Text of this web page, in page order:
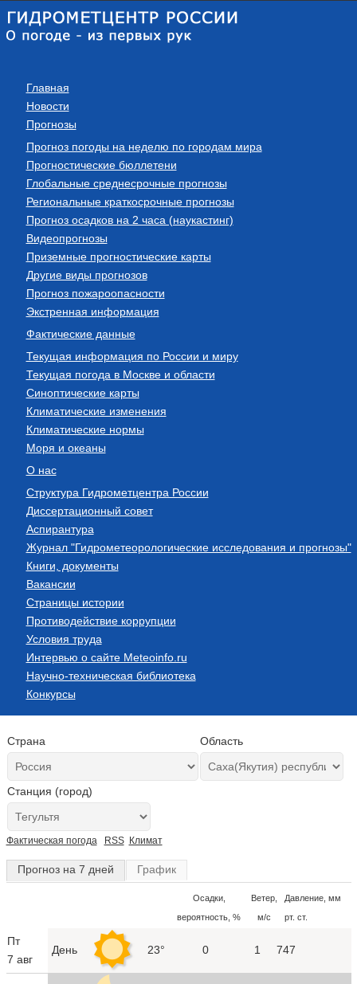
Главная
Новости
Прогнозы
Прогноз погоды на неделю по городам мира
Прогностические бюллетени
Глобальные среднесрочные прогнозы
Региональные краткосрочные прогнозы
Прогноз осадков на 2 часа (наукастинг)
Видеопрогнозы
Приземные прогностические карты
Другие виды прогнозов
Прогноз пожароопасности
Экстренная информация
Фактические данные
Текущая информация по России и миру
Текущая погода в Москве и области
Синоптические карты
Климатические изменения
Климатические нормы
Моря и океаны
О нас
Структура Гидрометцентра России
Диссертационный совет
Аспирантура
Журнал "Гидрометеорологические исследования и прогнозы"
Книги, документы
Вакансии
Страницы истории
Противодействие коррупции
Условия труда
Интервью о сайте Meteoinfo.ru
Научно-техническая библиотека
Конкурсы
Страна Область
Станция (город)
Фактическая погода RSS Климат
Прогноз на 7 дней График
Осадки,
вероятность, %
Ветер,
м/с
Давление, мм
рт. ст.
Пт
7 авг
День 23° 0 1 747